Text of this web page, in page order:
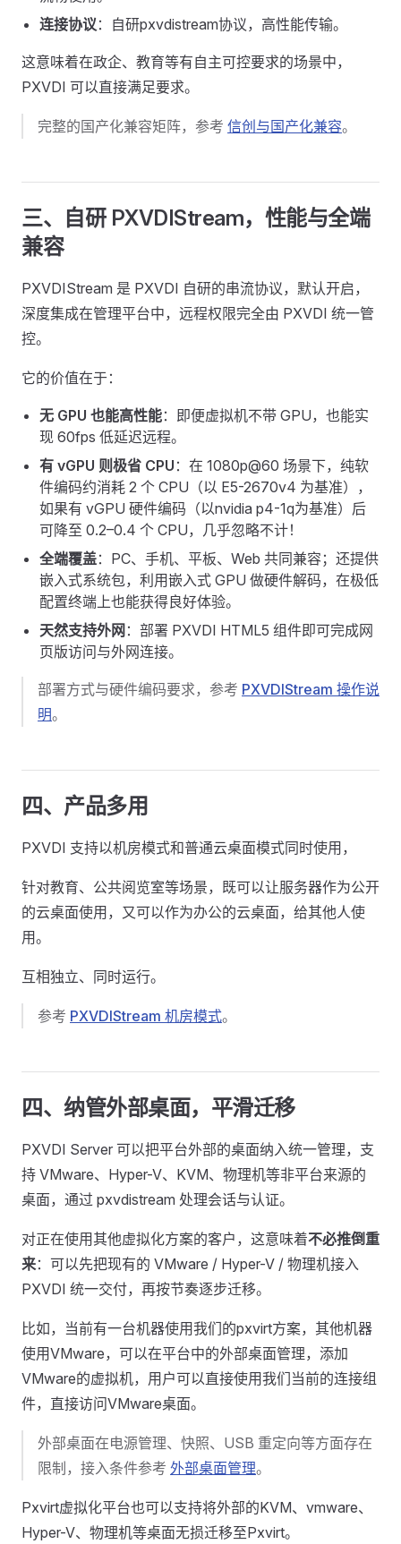
连接协议：自研pxvdistream协议，高性能传输。
这意味着在政企、教育等有自主可控要求的场景中，
PXVDI 可以直接满足要求。
完整的国产化兼容矩阵，参考 信创与国产化兼容。
三、自研 PXVDIStream，性能与全端
兼容
PXVDIStream 是 PXVDI 自研的串流协议，默认开启，
深度集成在管理平台中，远程权限完全由 PXVDI 统一管
控。
它的价值在于：
无 GPU 也能高性能：即便虚拟机不带 GPU，也能实
现 60fps 低延迟远程。
有 vGPU 则极省 CPU ：在 1080p@60 场景下，纯软
件编码约消耗 2 个 CPU（以 E5-2670v4 为基准），
如果有 vGPU 硬件编码（以nvidia p4-1q为基准）后
可降至 0.2–0.4 个 CPU，几乎忽略不计！
全端覆盖：PC、手机、平板、Web 共同兼容；还提供
嵌入式系统包，利用嵌入式 GPU 做硬件解码，在极低
配置终端上也能获得良好体验。
天然支持外网 ：部署 PXVDI HTML5 组件即可完成网
页版访问与外网连接。
部署方式与硬件编码要求，参考 PXVDIStream 操作说
明。
四、产品多用
PXVDI 支持以机房模式和普通云桌面模式同时使用，
针对教育、公共阅览室等场景，既可以让服务器作为公开
的云桌面使用，又可以作为办公的云桌面，给其他人使
用。
互相独立、同时运行。
参考 PXVDIStream 机房模式。
四、纳管外部桌面，平滑迁移
PXVDI Server 可以把平台外部的桌面纳入统一管理，支
持 VMware、Hyper-V、KVM、物理机等非平台来源的
桌面，通过 pxvdistream 处理会话与认证。
对正在使用其他虚拟化方案的客户，这意味着不必推倒重
来：可以先把现有的 VMware / Hyper-V / 物理机接入
PXVDI 统一交付，再按节奏逐步迁移。
比如，当前有一台机器使用我们的pxvirt方案，其他机器
使用VMware，可以在平台中的外部桌面管理，添加
VMware的虚拟机，用户可以直接使用我们当前的连接组
件，直接访问VMware桌面。
外部桌面在电源管理、快照、USB 重定向等方面存在
限制，接入条件参考 外部桌面管理。
Pxvirt虚拟化平台也可以支持将外部的KVM、vmware、
Hyper-V、物理机等桌面无损迁移至Pxvirt。